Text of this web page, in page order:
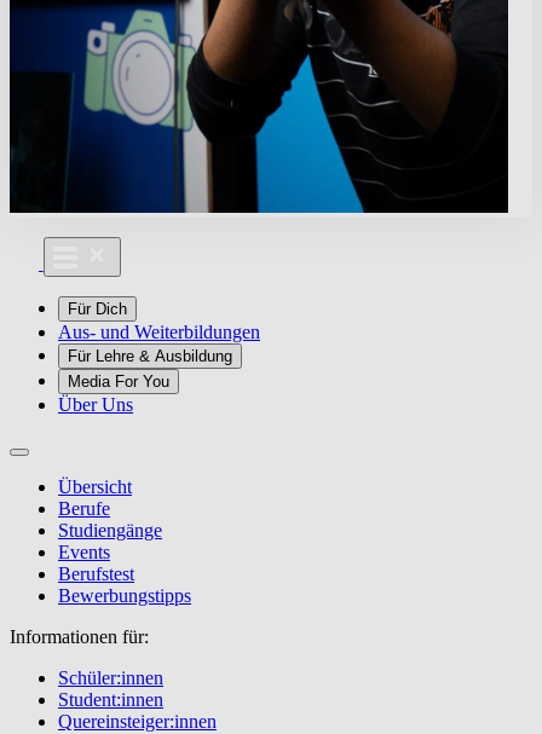
Für Dich
Aus- und Weiterbildungen
Für Lehre & Ausbildung
Media For You
Über Uns
Übersicht
Berufe
Studiengänge
Events
Berufstest
Bewerbungstipps
Informationen für:
Schüler:innen
Student:innen
Quereinsteiger:innen